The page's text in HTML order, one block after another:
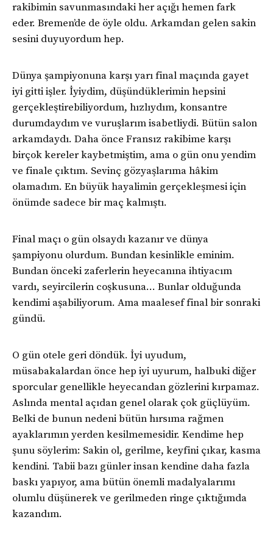
rakibimin savunmasındaki her açığı hemen fark
eder. Bremen’de de öyle oldu. Arkamdan gelen sakin
sesini duyuyordum hep.
Dünya şampiyonuna karşı yarı final maçında gayet
iyi gitti işler. İyiydim, düşündüklerimin hepsini
gerçekleştirebiliyordum, hızlıydım, konsantre
durumdaydım ve vuruşlarım isabetliydi. Bütün salon
arkamdaydı. Daha önce Fransız rakibime karşı
birçok kereler kaybetmiştim, ama o gün onu yendim
ve finale çıktım. Sevinç gözyaşlarıma hâkim
olamadım. En büyük hayalimin gerçekleşmesi için
önümde sadece bir maç kalmıştı.
Final maçı o gün olsaydı kazanır ve dünya
şampiyonu olurdum. Bundan kesinlikle eminim.
Bundan önceki zaferlerin heyecanına ihtiyacım
vardı, seyircilerin coşkusuna… Bunlar olduğunda
kendimi aşabiliyorum. Ama maalesef final bir sonraki
gündü.
O gün otele geri döndük. İyi uyudum,
müsabakalardan önce hep iyi uyurum, halbuki diğer
sporcular genellikle heyecandan gözlerini kırpamaz.
Aslında mental açıdan genel olarak çok güçlüyüm.
Belki de bunun nedeni bütün hırsıma rağmen
ayaklarımın yerden kesilmemesidir. Kendime hep
şunu söylerim: Sakin ol, gerilme, keyfini çıkar, kasma
kendini. Tabii bazı günler insan kendine daha fazla
baskı yapıyor, ama bütün önemli madalyalarımı
olumlu düşünerek ve gerilmeden ringe çıktığımda
kazandım.